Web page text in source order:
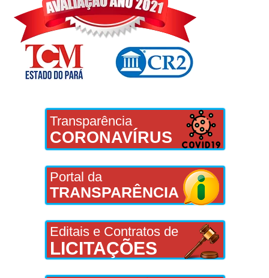
Transparência
CORONAVÍRUS
Portal da
TRANSPARÊNCIA
Editais e Contratos de
LICITAÇÕES